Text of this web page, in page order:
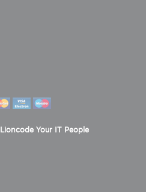
Lioncode Your IT People